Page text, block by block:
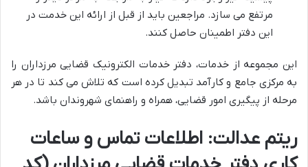
مرتفع می سازد. مراجعین باید از قبل از ارائه این خدمت در
این دفتر اطمینان حاصل کنند.
این مجموعه از خدمات، دفتر خدمات الکترونیک قضایی مرزداران را
به مرکزی جامع و کارآمد تبدیل کرده است که تلاش می کند تا در هر
مرحله از پیگیری امور قضایی، همراه و راهنمای شهروندان باشد.
ریتم عدالت: اطلاعات تماس و ساعات